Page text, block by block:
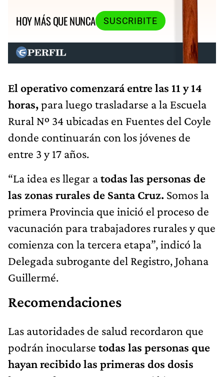
HOY MÁS QUE NUNCA
SUSCRIBITE
El operativo comenzará entre las 11 y 14
horas,para luego trasladarse a la Escuela
Rural Nº 34 ubicadas en Fuentes del Coyle
donde continuarán con los jóvenes de
entre 3 y 17 años.
“La idea es llegar atodas las personas de
las zonas rurales de Santa Cruz. Somos la
primera Provincia que inició el proceso de
vacunación para trabajadores rurales y que
comienza con la tercera etapa”, indicó la
Delegada subrogante del Registro, Johana
Guillermé.
Recomendaciones
Las autoridades de salud recordaron que
podrán inocularse todas las personas que
hayan recibido las primeras dos dosis